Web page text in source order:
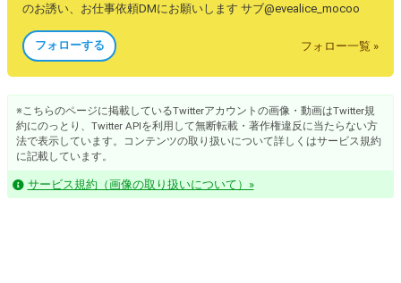
のお誘い、お仕事依頼DMにお願いします サブ@evealice_mocoo
フォローする フォロー一覧 »
※こちらのページに掲載しているTwitterアカウントの画像・動画はTwitter規
約にのっとり、Twitter APIを利用して無断転載・著作権違反に当たらない方
法で表示しています。コンテンツの取り扱いについて詳しくはサービス規約
に記載しています。
サービス規約（画像の取り扱いについて）»